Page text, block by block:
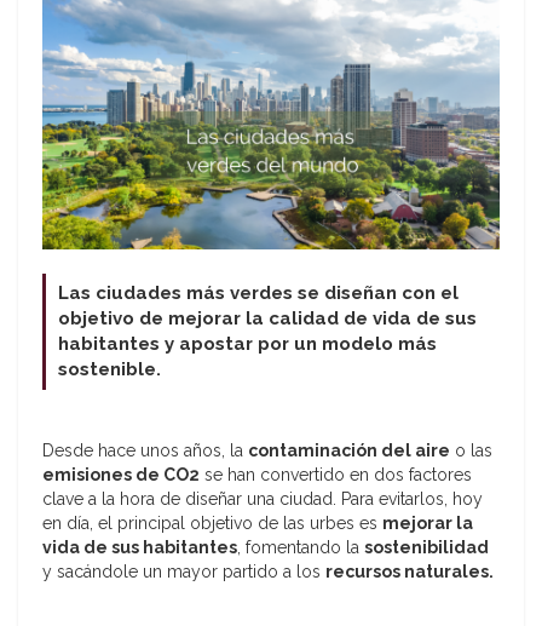
Las ciudades más verdes se diseñan con el
objetivo de mejorar la calidad de vida de sus
habitantes y apostar por un modelo más
sostenible.
Desde hace unos años, la contaminación del aire o las
emisiones de CO2 se han convertido en dos factores
clave a la hora de diseñar una ciudad. Para evitarlos, hoy
en día, el principal objetivo de las urbes es mejorar la
vida de sus habitantes, fomentando la sostenibilidad
y sacándole un mayor partido a los recursos naturales.